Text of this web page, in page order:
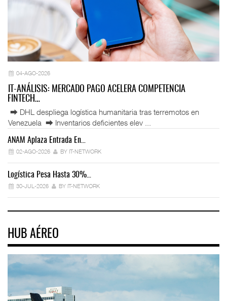
04-AGO-2026
IT-ANÁLISIS: MERCADO PAGO ACELERA COMPETENCIA
FINTECH…
⮕ DHL despliega logística humanitaria tras terremotos en
Venezuela ⮕ Inventarios deficientes elev ...
ANAM Aplaza Entrada En…
02-AGO-2026 BY IT-NETWORK
Logística Pesa Hasta 30%…
30-JUL-2026 BY IT-NETWORK
HUB AÉREO